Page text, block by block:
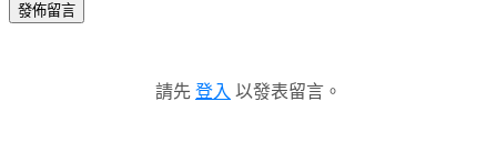
發佈留言
請先 登入 以發表留言。